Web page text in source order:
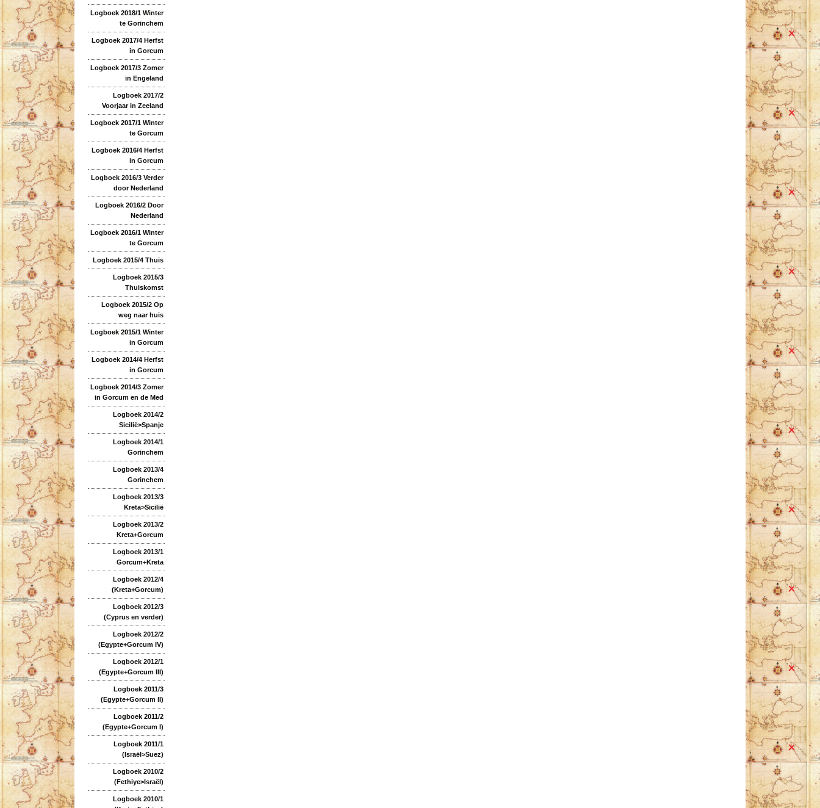
Logboek 2018/1 Winter
te Gorinchem
Logboek 2017/4 Herfst
in Gorcum
Logboek 2017/3 Zomer
in Engeland
Logboek 2017/2
Voorjaar in Zeeland
Logboek 2017/1 Winter
te Gorcum
Logboek 2016/4 Herfst
in Gorcum
Logboek 2016/3 Verder
door Nederland
Logboek 2016/2 Door
Nederland
Logboek 2016/1 Winter
te Gorcum
Logboek 2015/4 Thuis
Logboek 2015/3
Thuiskomst
Logboek 2015/2 Op
weg naar huis
Logboek 2015/1 Winter
in Gorcum
Logboek 2014/4 Herfst
in Gorcum
Logboek 2014/3 Zomer
in Gorcum en de Med
Logboek 2014/2
Sicilië>Spanje
Logboek 2014/1
Gorinchem
Logboek 2013/4
Gorinchem
Logboek 2013/3
Kreta>Sicilië
Logboek 2013/2
Kreta+Gorcum
Logboek 2013/1
Gorcum+Kreta
Logboek 2012/4
(Kreta+Gorcum)
Logboek 2012/3
(Cyprus en verder)
Logboek 2012/2
(Egypte+Gorcum IV)
Logboek 2012/1
(Egypte+Gorcum III)
Logboek 2011/3
(Egypte+Gorcum II)
Logboek 2011/2
(Egypte+Gorcum I)
Logboek 2011/1
(Israël>Suez)
Logboek 2010/2
(Fethiye>Israël)
Logboek 2010/1